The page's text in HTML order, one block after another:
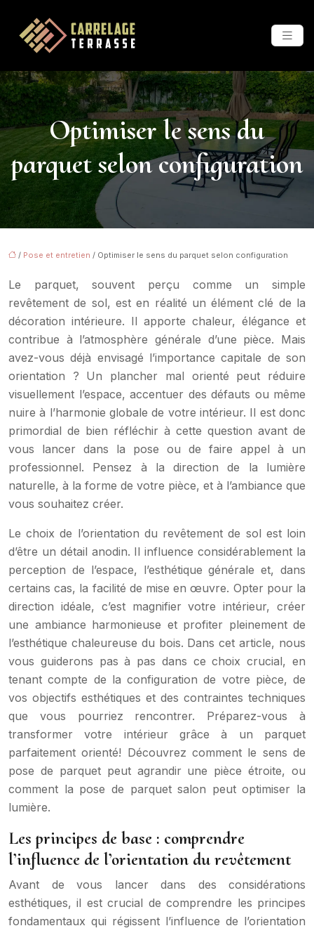
Optimiser le sens du
parquet selon configuration
/ Pose et entretien / Optimiser le sens du parquet selon configuration
Le parquet, souvent perçu comme un simple
revêtement de sol, est en réalité un élément clé de la
décoration intérieure. Il apporte chaleur, élégance et
contribue à l’atmosphère générale d’une pièce. Mais
avez-vous déjà envisagé l’importance capitale de son
orientation ? Un plancher mal orienté peut réduire
visuellement l’espace, accentuer des défauts ou même
nuire à l’harmonie globale de votre intérieur. Il est donc
primordial de bien réfléchir à cette question avant de
vous lancer dans la pose ou de faire appel à un
professionnel. Pensez à la direction de la lumière
naturelle, à la forme de votre pièce, et à l’ambiance que
vous souhaitez créer.
Le choix de l’orientation du revêtement de sol est loin
d’être un détail anodin. Il influence considérablement la
perception de l’espace, l’esthétique générale et, dans
certains cas, la facilité de mise en œuvre. Opter pour la
direction idéale, c’est magnifier votre intérieur, créer
une ambiance harmonieuse et profiter pleinement de
l’esthétique chaleureuse du bois. Dans cet article, nous
vous guiderons pas à pas dans ce choix crucial, en
tenant compte de la configuration de votre pièce, de
vos objectifs esthétiques et des contraintes techniques
que vous pourriez rencontrer. Préparez-vous à
transformer votre intérieur grâce à un parquet
parfaitement orienté! Découvrez comment le sens de
pose de parquet peut agrandir une pièce étroite, ou
comment la pose de parquet salon peut optimiser la
lumière.
Les principes de base : comprendre
l’influence de l’orientation du revêtement
Avant de vous lancer dans des considérations
esthétiques, il est crucial de comprendre les principes
fondamentaux qui régissent l’influence de l’orientation